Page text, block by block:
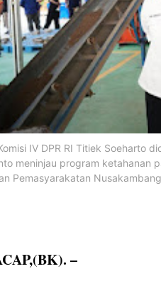
IV DPR RI Titiek Soeharto
meninjau program ketahanan
Pemasyarakatan
–